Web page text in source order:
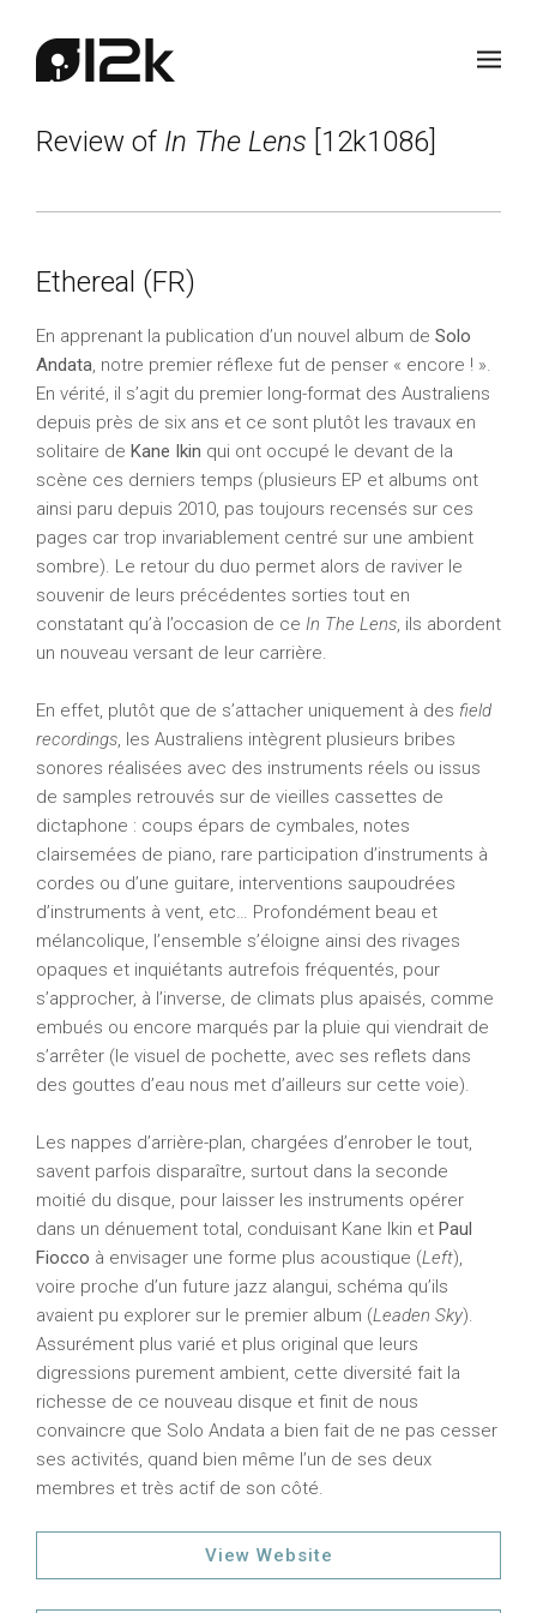
Review of In The Lens [12k1086]
Ethereal (FR)
En apprenant la publication d’un nouvel album de Solo
Andata, notre premier réflexe fut de penser « encore ! ».
En vérité, il s’agit du premier long-format des Australiens
depuis près de six ans et ce sont plutôt les travaux en
solitaire de Kane Ikin qui ont occupé le devant de la
scène ces derniers temps (plusieurs EP et albums ont
ainsi paru depuis 2010, pas toujours recensés sur ces
pages car trop invariablement centré sur une ambient
sombre). Le retour du duo permet alors de raviver le
souvenir de leurs précédentes sorties tout en
constatant qu’à l’occasion de ce In The Lens, ils abordent
un nouveau versant de leur carrière.
En effet, plutôt que de s’attacher uniquement à des field
recordings, les Australiens intègrent plusieurs bribes
sonores réalisées avec des instruments réels ou issus
de samples retrouvés sur de vieilles cassettes de
dictaphone : coups épars de cymbales, notes
clairsemées de piano, rare participation d’instruments à
cordes ou d’une guitare, interventions saupoudrées
d’instruments à vent, etc… Profondément beau et
mélancolique, l’ensemble s’éloigne ainsi des rivages
opaques et inquiétants autrefois fréquentés, pour
s’approcher, à l’inverse, de climats plus apaisés, comme
embués ou encore marqués par la pluie qui viendrait de
s’arrêter (le visuel de pochette, avec ses reflets dans
des gouttes d’eau nous met d’ailleurs sur cette voie).
Les nappes d’arrière-plan, chargées d’enrober le tout,
savent parfois disparaître, surtout dans la seconde
moitié du disque, pour laisser les instruments opérer
dans un dénuement total, conduisant Kane Ikin et Paul
Fiocco à envisager une forme plus acoustique (Left),
voire proche d’un future jazz alangui, schéma qu’ils
avaient pu explorer sur le premier album (Leaden Sky).
Assurément plus varié et plus original que leurs
digressions purement ambient, cette diversité fait la
richesse de ce nouveau disque et finit de nous
convaincre que Solo Andata a bien fait de ne pas cesser
ses activités, quand bien même l’un de ses deux
membres et très actif de son côté.
View Website